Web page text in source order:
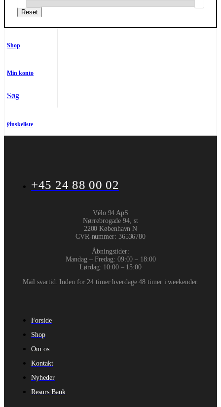
Shop
Min konto
Søg
Ønskeliste
+45 24 88 00 02
Vélo 94 ApS
Nørrebrogade 94, st
2200 København N
CVR-nummer: 36536780
Åbningstider:
Mandag – Fredag: 09:00 – 18:00
Lørdag: 10:00 – 15:00
Mail svartid: Inden for 24 timer hverdage 48 timer i weekender.
Forside
Shop
Om os
Kontakt
Nyheder
Resurs Bank